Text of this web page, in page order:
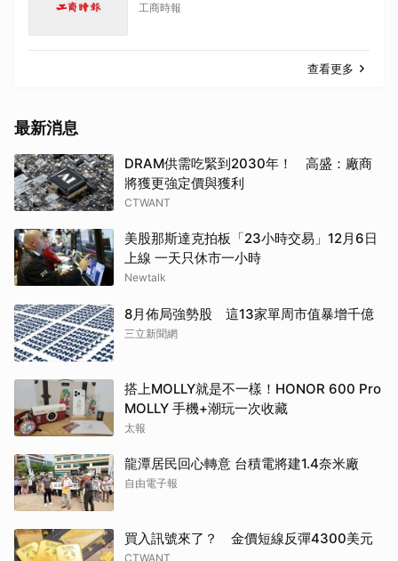
工商時報
查看更多
最新消息
DRAM供需吃緊到2030年！ 高盛：廠商
將獲更強定價與獲利
CTWANT
美股那斯達克拍板「23小時交易」12月6日
上線 一天只休市一小時
Newtalk
8月佈局強勢股 這13家單周市值暴增千億
三立新聞網
搭上MOLLY就是不一樣！HONOR 600 Pro
MOLLY 手機+潮玩一次收藏
太報
龍潭居民回心轉意 台積電將建1.4奈米廠
自由電子報
買入訊號來了？ 金價短線反彈4300美元
CTWANT